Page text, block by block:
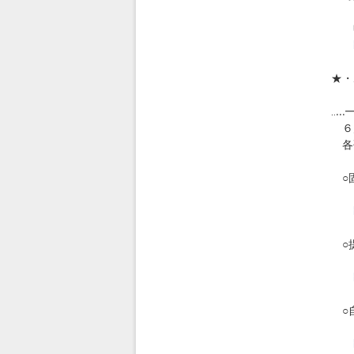
３
申
★
◎
６
各
○
６
○
６
○
６